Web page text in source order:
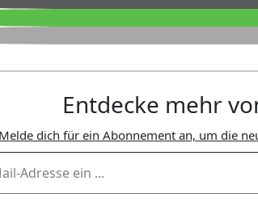
Entdecke mehr
Melde dich für ein Abonnement an, um die